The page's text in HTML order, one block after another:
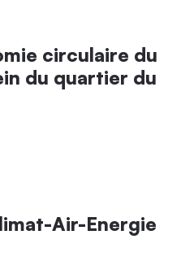
circulaire du
du quartier du
Air-Energie